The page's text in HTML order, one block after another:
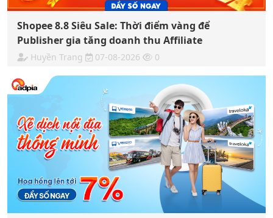
Shopee 8.8 Siêu Sale: Thời điểm vàng để
Publisher gia tăng doanh thu Affiliate
Huyền Trang 07-08-2026 0